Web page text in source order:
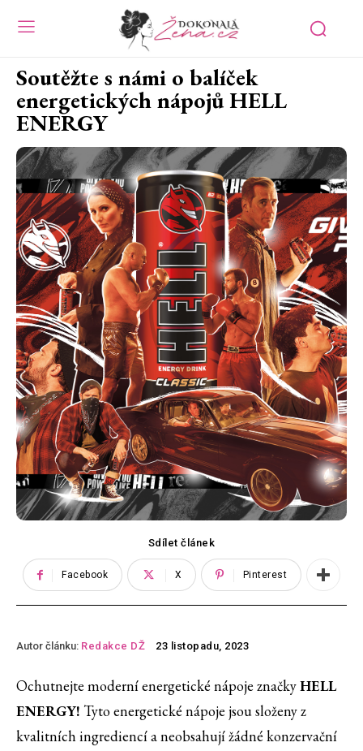
Soutěžte s námi o balíček
energetických nápojů HELL
ENERGY
Sdílet článek
Facebook X Pinterest
Autor článku: Redakce DŽ 23 listopadu, 2023
Ochutnejte moderní energetické nápoje značkyHELL
ENERGY! Tyto energetické nápoje jsou složeny z
kvalitních ingrediencí a neobsahují žádné konzervační